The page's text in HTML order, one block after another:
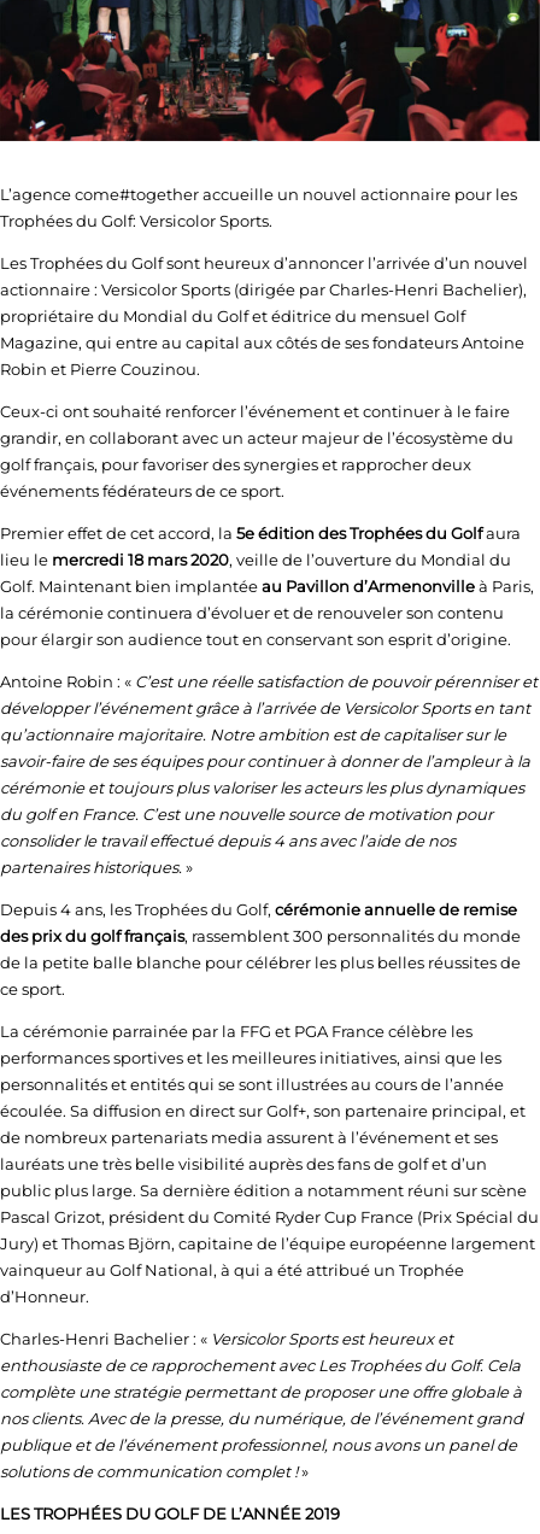
L’agence come#together accueille un nouvel actionnaire pour les
Trophées du Golf: Versicolor Sports.
Les Trophées du Golf sont heureux d’annoncer l’arrivée d’un nouvel
actionnaire : Versicolor Sports (dirigée par Charles-Henri Bachelier),
propriétaire du Mondial du Golf et éditrice du mensuel Golf
Magazine, qui entre au capital aux côtés de ses fondateurs Antoine
Robin et Pierre Couzinou.
Ceux-ci ont souhaité renforcer l’événement et continuer à le faire
grandir, en collaborant avec un acteur majeur de l’écosystème du
golf français, pour favoriser des synergies et rapprocher deux
événements fédérateurs de ce sport.
Premier effet de cet accord, la 5e édition des Trophées du Golfaura
lieu le mercredi 18 mars 2020, veille de l’ouverture du Mondial du
Golf. Maintenant bien implantéeau Pavillon d’Armenonvilleà Paris,
la cérémonie continuera d’évoluer et de renouveler son contenu
pour élargir son audience tout en conservant son esprit d’origine.
Antoine Robin : « C’est une réelle satisfaction de pouvoir pérenniseret
développer l’événement grâceà l’arrivée de Versicolor Sports en tant
qu’actionnaire majoritaire. Notre ambition est de capitalisersur le
savoir-faire de ses équipes pour continuer à donner de l’ampleur à la
cérémonie et toujours plus valoriser les acteurs les plus dynamiques
du golf en France. C’est une nouvelle source de motivation pour
consolider le travail effectué depuis 4 ans avec l’aide de nos
partenaires historiques. »
Depuis 4 ans, les Trophées du Golf, cérémonie annuelle de remise
des prix du golf français, rassemblent 300 personnalités du monde
de la petite balle blanche pour célébrer les plus belles réussites de
ce sport.
La cérémonie parrainée par la FFG et PGA France célèbre les
performances sportives et les meilleures initiatives, ainsi que les
personnalités et entités qui se sont illustrées au cours de l’année
écoulée. Sa diffusion en direct sur Golf+, son partenaire principal, et
de nombreux partenariats media assurent à l’événement et ses
lauréats une très belle visibilité auprès des fans de golf et d’un
public plus large. Sa dernière édition a notamment réuni sur scène
Pascal Grizot, président du Comité Ryder Cup France (Prix Spécial du
Jury) et Thomas Björn, capitaine de l’équipe européenne largement
vainqueur au Golf National, à qui a été attribué un Trophée
d’Honneur.
Charles-Henri Bachelier : « Versicolor Sports est heureux et
enthousiaste de ce rapprochement avec Les Trophées du Golf. Cela
complète une stratégie permettant de proposer une offre globale à
nos clients. Avec de la presse, du numérique, de l’événement grand
publique et de l’événement professionnel, nous avons un panel de
solutions de communication complet !»
LES TROPHÉES DU GOLF DE L’ANNÉE 2019